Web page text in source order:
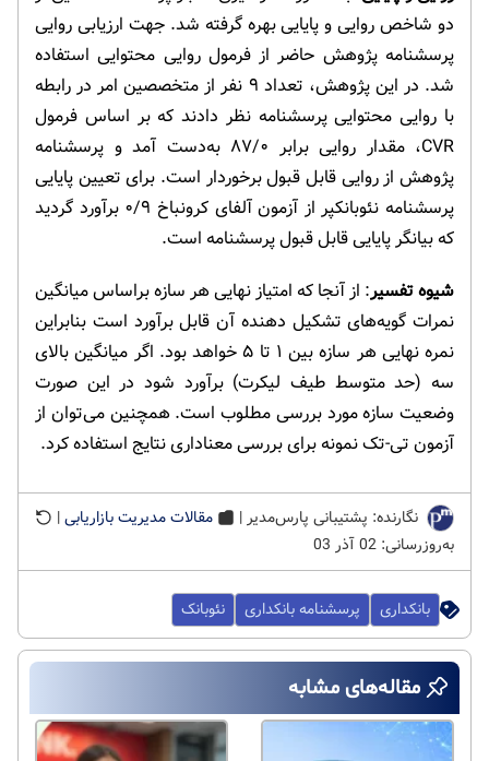
دو شاخص روایی و پایایی بهره گرفته شد. جهت ارزیابی روایی
پرسشنامه پژوهش حاضر از فرمول روایی محتوایی استفاده
شد. در این پژوهش، تعداد ۹ نفر از متخصصین امر در رابطه
با روایی محتوایی پرسشنامه نظر دادند که بر اساس فرمول
CVR، مقدار روایی برابر ۸۷/۰ به‌دست آمد و پرسشنامه
پژوهش از روایی قابل قبول برخوردار است. برای تعیین پایایی
پرسشنامه نئوبانکپر از آزمون آلفای کرونباخ ۰/۹ برآورد گردید
که بیانگر پایایی قابل قبول پرسشنامه است.
شیوه تفسیر: از آنجا که امتیاز نهایی هر سازه براساس میانگین
نمرات گویه‌های تشکیل دهنده آن قابل برآورد است بنابراین
نمره نهایی هر سازه بین ۱ تا ۵ خواهد بود. اگر میانگین بالای
سه (حد متوسط طیف لیکرت) برآورد شود در این صورت
وضعیت سازه مورد بررسی مطلوب است. همچنین می‌توان از
آزمون تی-تک نمونه برای بررسی معناداری نتایج استفاده کرد.
نگارنده: پشتیبانی پارس‌مدیر | مقالات مدیریت بازاریابی|
به‌روزرسانی: 02 آذر 03
بانکداری پرسشنامه بانکداری نئوبانک
مقاله‌های مشابه